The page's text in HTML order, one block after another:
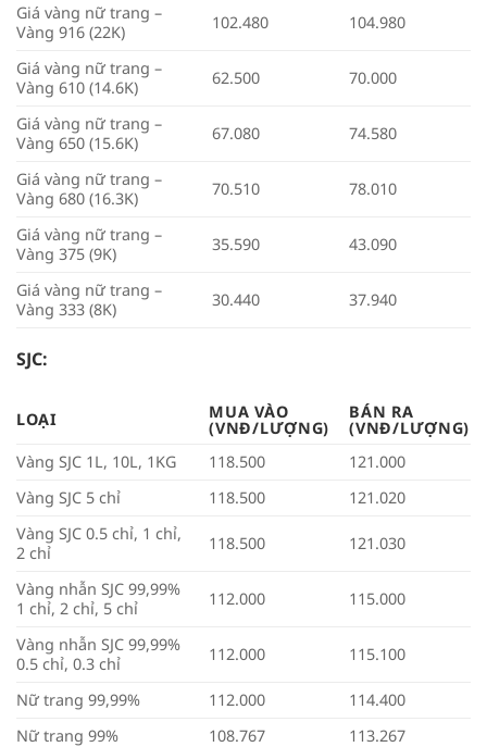
Giá vàng nữ trang –
Vàng 916 (22K)
102.480 104.980
Giá vàng nữ trang –
Vàng 610 (14.6K)
62.500 70.000
Giá vàng nữ trang –
Vàng 650 (15.6K)
67.080 74.580
Giá vàng nữ trang –
Vàng 680 (16.3K)
70.510 78.010
Giá vàng nữ trang –
Vàng 375 (9K)
35.590 43.090
Giá vàng nữ trang –
Vàng 333 (8K)
30.440 37.940
SJC:
LOẠI MUA VÀO
(VNĐ/LƯỢNG)
BÁN RA
(VNĐ/LƯỢNG)
Vàng SJC 1L, 10L, 1KG
118.500
121.000
Vàng SJC 5 chỉ
118.500
121.020
Vàng SJC 0.5 chỉ, 1 chỉ,
2 chỉ
118.500 121.030
Vàng nhẫn SJC 99,99%
1 chỉ, 2 chỉ, 5 chỉ
112.000 115.000
Vàng nhẫn SJC 99,99%
0.5 chỉ, 0.3 chỉ
112.000 115.100
Nữ trang 99,99% 112.000
114.400
Nữ trang 99%
108.767
113.267